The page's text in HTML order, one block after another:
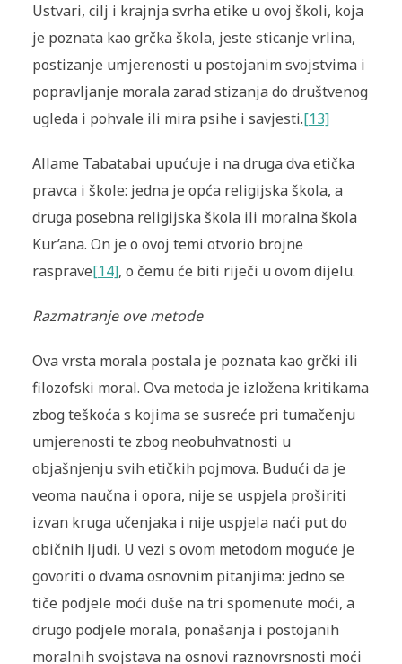
Ustvari, cilj i krajnja svrha etike u ovoj školi, koja
je poznata kao grčka škola, jeste sticanje vrlina,
postizanje umjerenosti u postojanim svojstvima i
popravljanje morala zarad stizanja do društvenog
ugleda i pohvale ili mira psihe i savjesti.[13]
Allame Tabatabai upućuje i na druga dva etička
pravca i škole: jedna je opća religijska škola, a
druga posebna religijska škola ili moralna škola
Kur’ana. On je o ovoj temi otvorio brojne
rasprave[14], o čemu će biti riječi u ovom dijelu.
Razmatranje ove metode
Ova vrsta morala postala je poznata kao grčki ili
filozofski moral. Ova metoda je izložena kritikama
zbog teškoća s kojima se susreće pri tumačenju
umjerenosti te zbog neobuhvatnosti u
objašnjenju svih etičkih pojmova. Budući da je
veoma naučna i opora, nije se uspjela proširiti
izvan kruga učenjaka i nije uspjela naći put do
običnih ljudi. U vezi s ovom metodom moguće je
govoriti o dvama osnovnim pitanjima: jedno se
tiče podjele moći duše na tri spomenute moći, a
drugo podjele morala, ponašanja i postojanih
moralnih svojstava na osnovi raznovrsnosti moći